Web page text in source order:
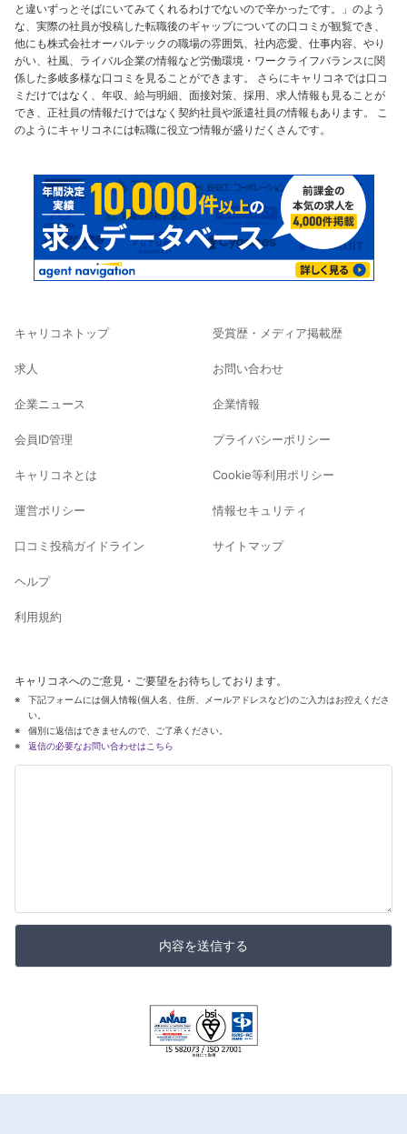
と違いずっとそばにいてみてくれるわけでないので辛かったです。」のよう
な、実際の社員が投稿した転職後のギャップについての口コミが観覧でき、
他にも株式会社オーバルテックの職場の雰囲気、社内恋愛、仕事内容、やり
がい、社風、ライバル企業の情報など労働環境・ワークライフバランスに関
係した多岐多様な口コミを見ることができます。 さらにキャリコネでは口コ
ミだけではなく、年収、給与明細、面接対策、採用、求人情報も見ることが
でき、正社員の情報だけではなく契約社員や派遣社員の情報もあります。 こ
のようにキャリコネには転職に役立つ情報が盛りだくさんです。
キャリコネトップ
求人
企業ニュース
会員ID管理
キャリコネとは
運営ポリシー
口コミ投稿ガイドライン
ヘルプ
利用規約
受賞歴・メディア掲載歴
お問い合わせ
企業情報
プライバシーポリシー
Cookie等利用ポリシー
情報セキュリティ
サイトマップ
キャリコネへのご意見・ご要望をお待ちしております。
下記フォームには個人情報(個人名、住所、メールアドレスなど)のご入力はお控えくださ
い。
個別に返信はできませんので、ご了承ください。
返信の必要なお問い合わせはこちら
内容を送信する